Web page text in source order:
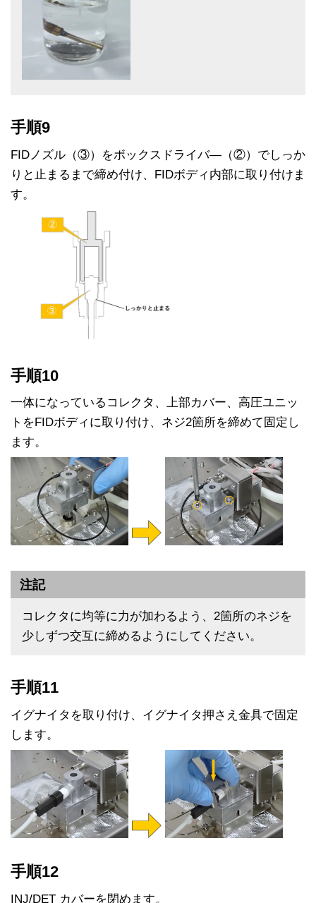
手順9
FIDノズル（③）をボックスドライバ―（②）でしっか
りと止まるまで締め付け、FIDボディ内部に取り付けま
す。
手順10
一体になっているコレクタ、上部カバー、高圧ユニッ
トをFIDボディに取り付け、ネジ2箇所を締めて固定し
ます。
注記
コレクタに均等に力が加わるよう、2箇所のネジを
少しずつ交互に締めるようにしてください。
手順11
イグナイタを取り付け、イグナイタ押さえ金具で固定
します。
手順12
INJ/DET カバーを閉めます。